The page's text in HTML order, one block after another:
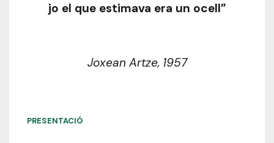
jo el que estimava era un ocell”
Joxean Artze, 1957
PRESENTACIÓ